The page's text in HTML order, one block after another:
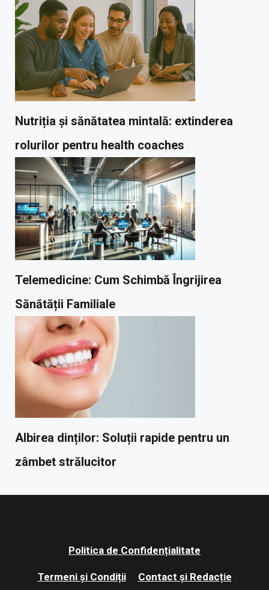
Nutriția și sănătatea mintală: extinderea
rolurilor pentru health coaches
Telemedicine: Cum Schimbă Îngrijirea
Sănătății Familiale
Albirea dinților: Soluții rapide pentru un
zâmbet strălucitor
Politica de Confidențialitate
Termeni și Condiții Contact și Redacție